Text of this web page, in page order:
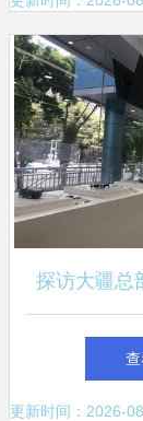
探访大疆总
器的
更新时间：2026-